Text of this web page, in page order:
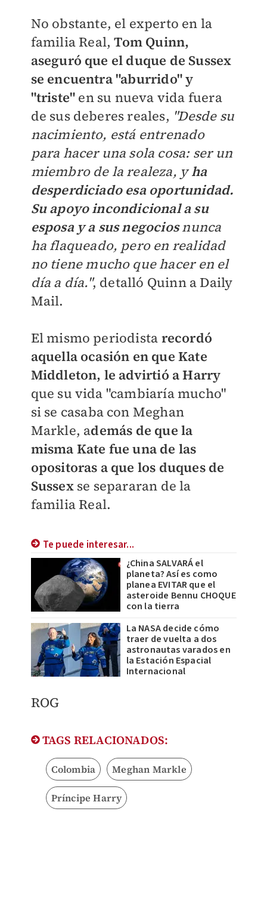
No obstante, el experto en la
familia Real,Tom Quinn,
aseguró que el duque de Sussex
se encuentra "aburrido" y
"triste" en su nueva vida fuera
de sus deberes reales, "Desde su
nacimiento, está entrenado
para hacer una sola cosa: ser un
miembro de la realeza, yha
desperdiciado esa oportunidad.
Su apoyo incondicional a su
esposa y a sus negociosnunca
ha flaqueado, pero en realidad
no tiene mucho que hacer en el
día a día.", detalló Quinn a Daily
Mail.
El mismo periodista recordó
aquella ocasión en que Kate
Middleton, le advirtió a Harry
que su vida "cambiaría mucho"
si se casaba con Meghan
Markle, además de que la
misma Kate fue una de las
opositoras a que los duques de
Sussexse separaran de la
familia Real.
Te puede interesar...
¿China SALVARÁ el
planeta? Así es como
planea EVITAR que el
asteroide Bennu CHOQUE
con la tierra
La NASA decide cómo
traer de vuelta a dos
astronautas varados en
la Estación Espacial
Internacional
ROG​
TAGS RELACIONADOS:
Colombia Meghan Markle
Príncipe Harry